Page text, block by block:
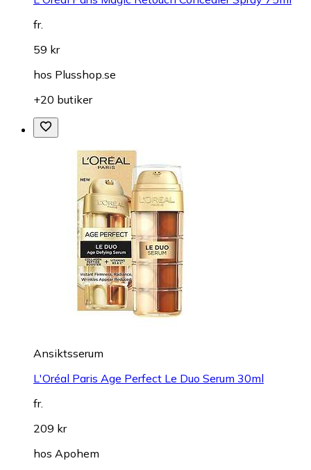
fr.
59 kr
hos Plusshop.se
+20 butiker
Ansiktsserum
L'Oréal Paris Age Perfect Le Duo Serum 30ml
fr.
209 kr
hos Apohem